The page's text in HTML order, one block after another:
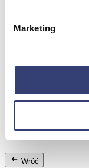
Marketing
Zobacz wszystko
Wróć